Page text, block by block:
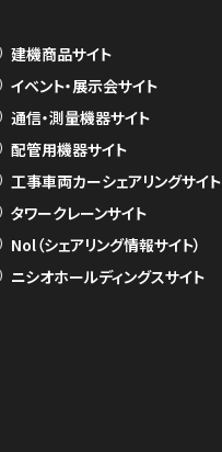
建機商品サイト
イベント・展示会サイト
通信・測量機器サイト
配管用機器サイト
工事車両カーシェアリングサイト
タワークレーンサイト
Nol（シェアリング情報サイト）
ニシオホールディングスサイト